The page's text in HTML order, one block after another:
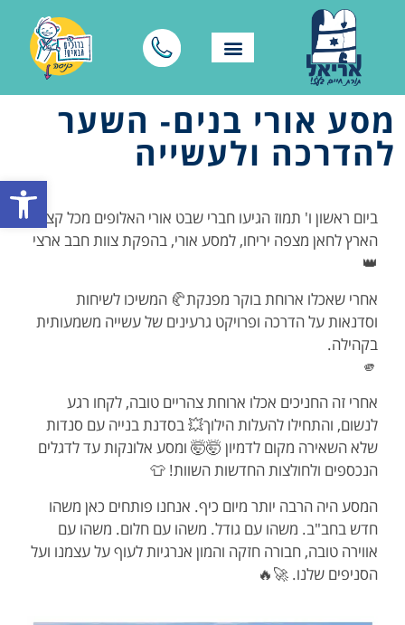
פתח
מסע אורי בנים- השער
להדרכה ולעשייה
ביום ראשון ו' תמוז הגיעו חברי שבט אורי האלופים מכל קצוות
הארץ לחאן מצפה יריחו, למסע אורי, בהפקת צוות חבב ארצי
👑
אחרי שאכלו ארוחת בוקר מפנקת🥐 המשיכו לשיחות
וסדנאות על הדרכה ופרויקט גרעינים של עשייה משמעותית
בקהילה.
🫵
אחרי זה החניכים אכלו ארוחת צהריים טובה, לקחו רגע
לנשום, והתחילו להעלות הילוך💥 בסדנת בנייה עם סנדות
שלא השאירה מקום לדמיון 🤯🤯 ומסע אלונקות עד לדגלים
הנכספים ולחולצות החדשות השוות! 👕
המסע היה הרבה יותר מיום כיף. אנחנו פותחים כאן משהו
חדש בחב"ב. משהו עם גודל. משהו עם חלום. משהו עם
אווירה טובה, חבורה חזקה והמון אנרגיות לעוף על עצמנו ועל
הסניפים שלנו. 🚀🔥